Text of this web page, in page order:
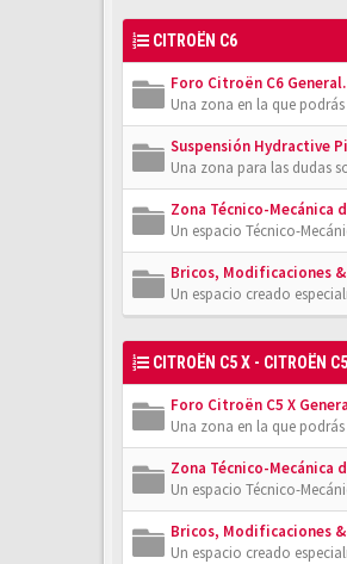
CITROËN C6
Foro Citroën C6 General.
Una zona en la que
Suspensión Hydractive
Una zona para las dudas
Zona Técnico-Mecánica
Un espacio Técnico-
Bricos, Modificaciones
Un espacio creado
CITROËN C5 X - CITROËN
Foro Citroën C5 X
Una zona en la que
Zona Técnico-Mecánica
Un espacio Técnico-
Bricos, Modificaciones
Un espacio creado